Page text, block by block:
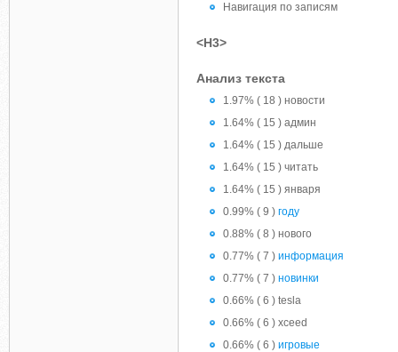
Навигация по записям
<H3>
Анализ текста
1.97% ( 18 ) новости
1.64% ( 15 ) админ
1.64% ( 15 ) дальше
1.64% ( 15 ) читать
1.64% ( 15 ) января
0.99% ( 9 ) году
0.88% ( 8 ) нового
0.77% ( 7 ) информация
0.77% ( 7 ) новинки
0.66% ( 6 ) tesla
0.66% ( 6 ) xceed
0.66% ( 6 ) игровые